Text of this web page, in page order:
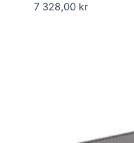
7 328,00 kr